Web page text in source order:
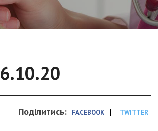
Поділитись: FACEBOOK | TWITTER